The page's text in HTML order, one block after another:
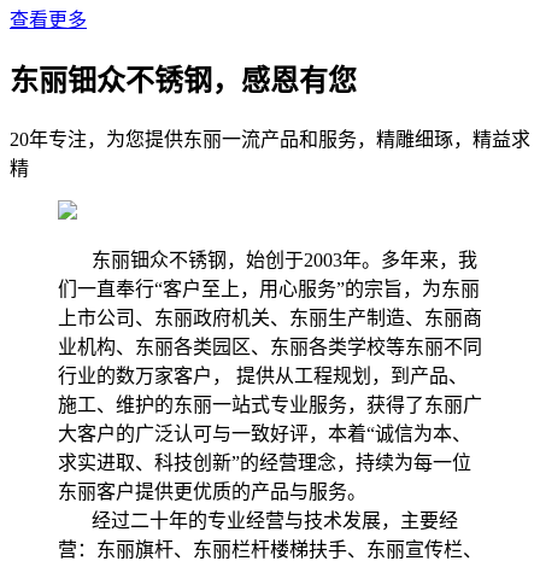
查看更多
东丽钿众不锈钢，感恩有您
20年专注，为您提供东丽一流产品和服务，精雕细琢，精益求
精
东丽钿众不锈钢，始创于2003年。多年来，我
们一直奉行“客户至上，用心服务”的宗旨，为东丽
上市公司、东丽政府机关、东丽生产制造、东丽商
业机构、东丽各类园区、东丽各类学校等东丽不同
行业的数万家客户， 提供从工程规划，到产品、
施工、维护的东丽一站式专业服务，获得了东丽广
大客户的广泛认可与一致好评，本着“诚信为本、
求实进取、科技创新”的经营理念，持续为每一位
东丽客户提供更优质的产品与服务。
经过二十年的专业经营与技术发展，主要经
营：东丽旗杆、东丽栏杆楼梯扶手、东丽宣传栏、